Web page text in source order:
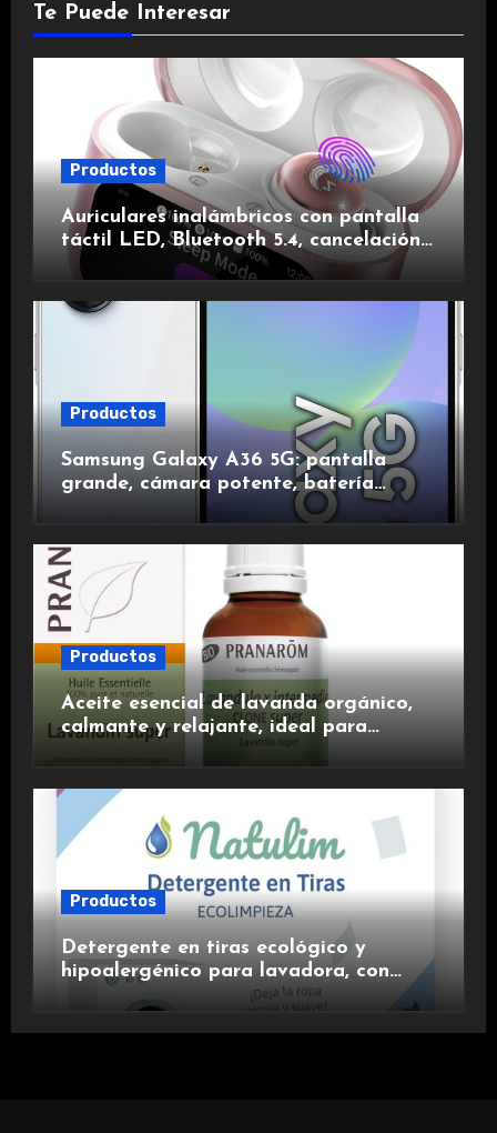
Te Puede Interesar
Productos
Auriculares inalámbricos con pantalla
táctil LED, Bluetooth 5.4, cancelación
de ruido, impermeables y de larga
duración.
Productos
Samsung Galaxy A36 5G: pantalla
grande, cámara potente, batería
duradera y carga rápida para una
experiencia premium.
Productos
Aceite esencial de lavanda orgánico,
calmante y relajante, ideal para
Productos
Detergente en tiras ecológico y
hipoalergénico para lavadora, con
suavizante incluido y fragancia de
lavanda.